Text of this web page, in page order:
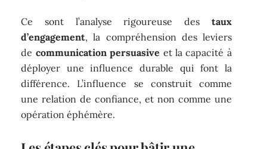
Ce sont l’analyse rigoureuse des taux
d’engagement, la compréhension des leviers
de communication persuasive et la capacité à
déployer une influence durable qui font la
différence. L’influence se construit comme
une relation de confiance, et non comme une
opération éphémère.